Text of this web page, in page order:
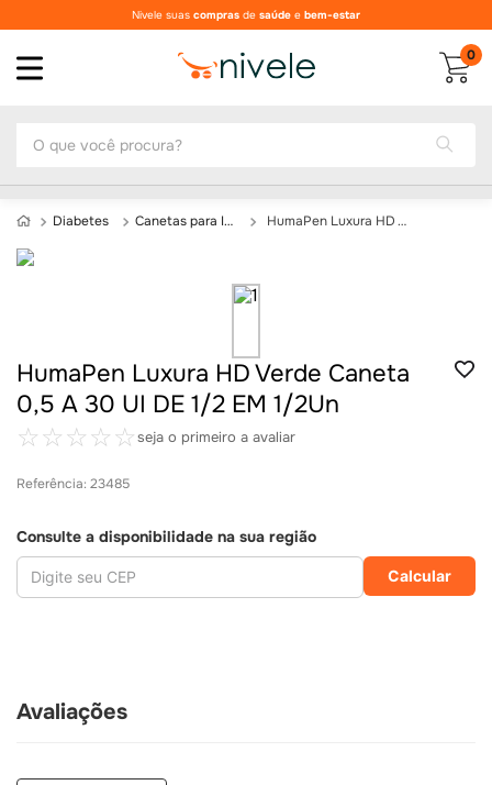
Nivele suas compras de saúde e bem-estar
0
Diabetes Canetas para Insulina HumaPen Luxura HD Verde Caneta 0,5 A 30 UI DE 1/2 EM 1/2Un
HumaPen Luxura HD Verde Caneta
0,5 A 30 UI DE 1/2 EM 1/2Un
☆☆☆☆☆seja o primeiro a avaliar
Referência: 23485
Consulte a disponibilidade na sua região
Calcular
Avaliações